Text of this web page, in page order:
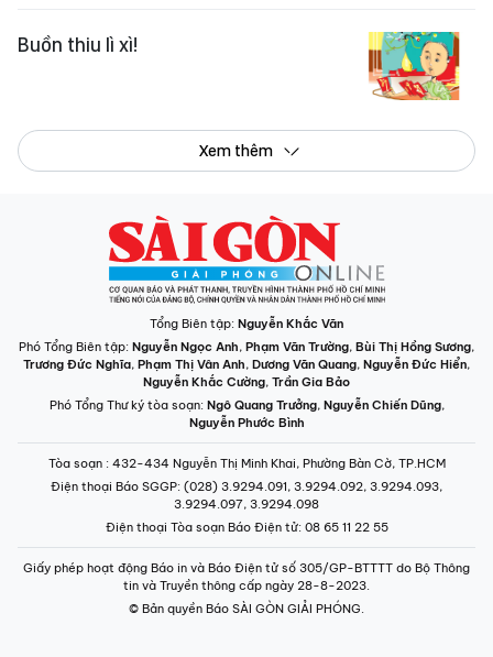
Buồn thiu lì xì!
Xem thêm
Tổng Biên tập: Nguyễn Khắc Văn
Phó Tổng Biên tập: Nguyễn Ngọc Anh, Phạm Văn Trường, Bùi Thị Hồng Sương,
Trương Đức Nghĩa, Phạm Thị Vân Anh, Dương Văn Quang, Nguyễn Đức Hiển,
Nguyễn Khắc Cường, Trần Gia Bảo
Phó Tổng Thư ký tòa soạn: Ngô Quang Trưởng, Nguyễn Chiến Dũng,
Nguyễn Phước Bình
Tòa soạn : 432-434 Nguyễn Thị Minh Khai, Phường Bàn Cờ, TP.HCM
Điện thoại Báo SGGP: (028) 3.9294.091, 3.9294.092, 3.9294.093,
3.9294.097, 3.9294.098
Điện thoại Tòa soạn Báo Điện tử: 08 65 11 22 55
Giấy phép hoạt động Báo in và Báo Điện tử số 305/GP-BTTTT do Bộ Thông
tin và Truyền thông cấp ngày 28-8-2023.
© Bản quyền Báo SÀI GÒN GIẢI PHÓNG.